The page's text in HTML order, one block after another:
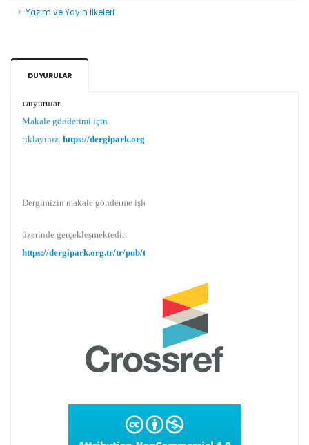
Yazım ve Yayın İlkeleri
DUYURULAR
Makale gönderimi için Dergipark sitemizi
https://dergipark.org.tr/tr/pub/teke
TR DIZIN 2020 Etik Kriterleri kapsamında,
dergimize 2020 yılında gönderilen ve